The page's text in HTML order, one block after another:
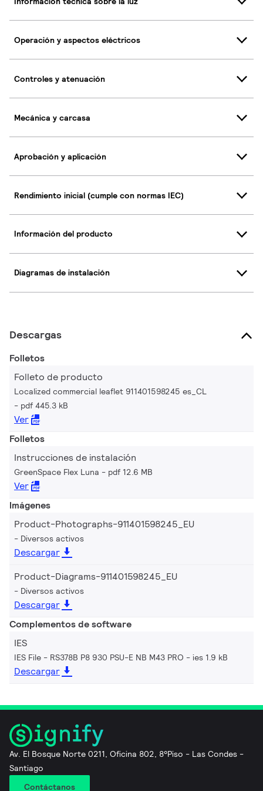
Operación y aspectos eléctricos
Controles y atenuación
Mecánica y carcasa
Aprobación y aplicación
Rendimiento inicial (cumple con normas IEC)
Información del producto
Diagramas de instalación
Descargas
Folletos
Folleto de producto
Localized commercial leaflet 911401598245 es_CL
pdf 445.3 kB
Ver
Folletos
Instrucciones de instalación
GreenSpace Flex Luna pdf 12.6 MB
Ver
Imágenes
Product-Photographs-911401598245_EU
Diversos activos
Descargar
Product-Diagrams-911401598245_EU
Diversos activos
Descargar
Complementos de software
IES
IES File - RS378B P8 930 PSU-E NB M43 PRO ies 1.9 kB
Descargar
Av. El Bosque Norte 0211, Oficina 802, 8°Piso - Las Condes -
Santiago
Contáctanos